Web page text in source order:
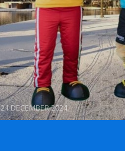
21 DECEMBER 2024